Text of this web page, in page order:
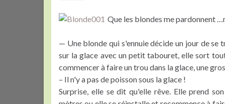
Que les blondes me pardonnent
— Une blonde qui s'ennuie décide un jour de se
sur la glace avec un petit tabouret, elle sort
commencer à faire un trou dans la glace, une
– Il n'y a pas de poisson sous la glace !
Surprise, elle se dit qu'elle rêve. Elle prend